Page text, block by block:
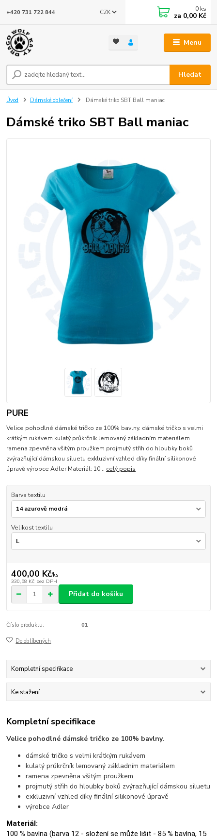
Menu
CZK
Hledat
+420 731 722 844 0 ks
za 0,00 Kč
Úvod Dámské oblečení Dámské triko SBT Ball maniac
Dámské triko SBT Ball maniac
PURE
Velice pohodlné dámské tričko ze 100% bavlny. dámské tričko s velmi
krátkým rukávem kulatý průkrčník lemovaný základním materiálem
ramena zpevněna všitým proužkem projmutý střih do hloubky boků
zvýrazňující dámskou siluetu exkluzivní vzhled díky finální silikonové
úpravě výrobce Adler Materiál: 10... celý popis
Barva textilu
Velikost textilu
400,00 Kč/ks
330,58 Kč bez DPH
Přidat do košíku
Číslo produktu: 01
Do oblíbených
Kompletní specifikace
Ke stažení
Kompletní specifikace
Velice pohodlné dámské tričko ze 100% bavlny.
dámské tričko s velmi krátkým rukávem
kulatý průkrčník lemovaný základním materiálem
ramena zpevněna všitým proužkem
projmutý střih do hloubky boků zvýrazňující dámskou siluetu
exkluzivní vzhled díky finální silikonové úpravě
výrobce Adler
Materiál:
100 % bavlna (barva 12 - složení se může lišit - 85 % bavlna, 15